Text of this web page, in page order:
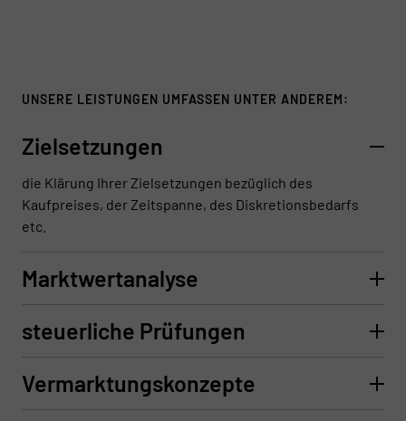
UNSERE LEISTUNGEN UMFASSEN UNTER ANDEREM:
Zielsetzungen
die Klärung Ihrer Zielsetzungen bezüglich des
Kaufpreises, der Zeitspanne, des Diskretionsbedarfs
etc.
Marktwertanalyse
steuerliche Prüfungen
Vermarktungskonzepte